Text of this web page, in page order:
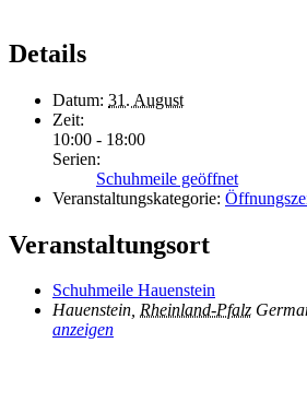
Details
Datum: 31. August
Zeit:
10:00 - 18:00
Serien:
Schuhmeile geöffnet
Veranstaltungskategorie:
Veranstaltungsort
Schuhmeile Hauenstein
Hauenstein, Rheinland-Pfalz
anzeigen